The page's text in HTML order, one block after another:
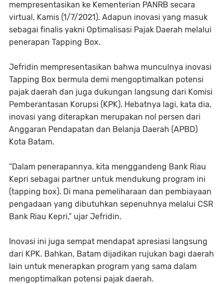
mempresentasikan ke Kementerian PANRB secara
virtual, Kamis (1/7/2021). Adapun inovasi yang masuk
sebagai finalis yakni Optimalisasi Pajak Daerah melalui
penerapan Tapping Box.
Jefridin mempresentasikan bahwa munculnya inovasi
Tapping Box bermula demi mengoptimalkan potensi
pajak daerah dan juga dukungan langsung dari Komisi
Pemberantasan Korupsi (KPK). Hebatnya lagi, kata dia,
inovasi yang diterapkan merupakan nol persen dari
Anggaran Pendapatan dan Belanja Daerah (APBD)
Kota Batam.
“Dalam penerapannya, kita menggandeng Bank Riau
Kepri sebagai partner untuk mendukung program ini
(tapping box). Di mana pemeliharaan dan pembiayaan
pengadaan yang dibutuhkan sepenuhnya melalui CSR
Bank Riau Kepri,” ujar Jefridin.
Inovasi ini juga sempat mendapat apresiasi langsung
dari KPK. Bahkan, Batam dijadikan rujukan bagi daerah
lain untuk menerapkan program yang sama dalam
mengoptimalkan potensi pajak daerah.